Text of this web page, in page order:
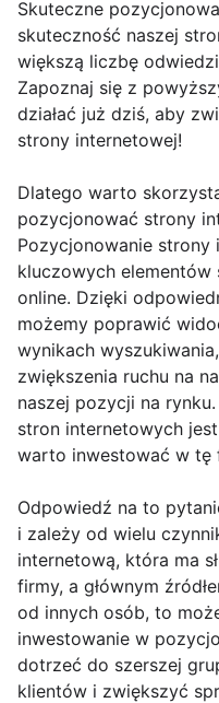
Skuteczne
skuteczność naszej
większą liczbę
Zapoznaj się z
działać już dziś, aby
strony internetowej!
Dlatego warto
pozycjonować strony
Pozycjonowanie strony
kluczowych elementów
online. Dzięki
możemy poprawić
wynikach
zwiększenia ruchu na
naszej pozycji na
stron internetowych
warto inwestować w tę
Odpowiedź na to
i zależy od wielu
internetową, która ma
firmy, a głównym
od innych osób, to
inwestowanie w
dotrzeć do szerszej
klientów i zwiększyć